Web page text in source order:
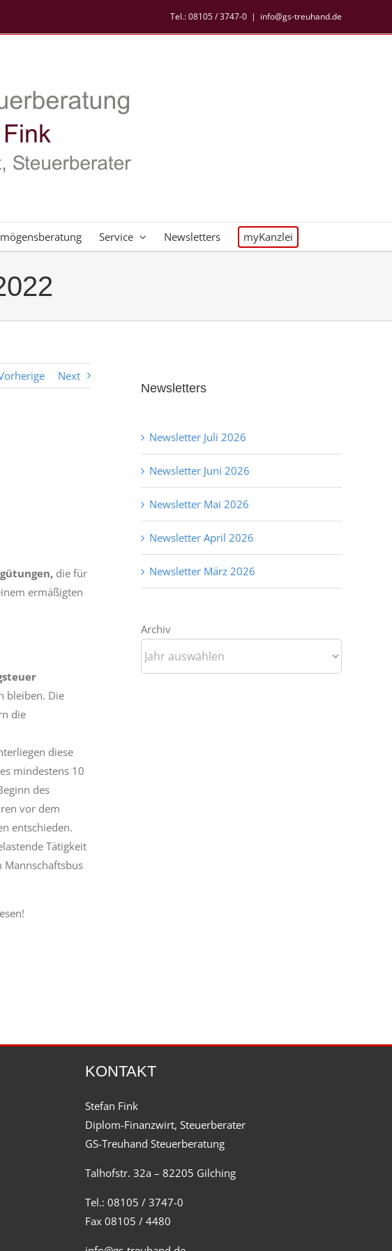
Tel.:08105 / 3747-0 | info@gs-treuhand.de
Service Newsletters myKanzlei
Next
die für
ermäßigten
bleiben. Die
die
diese
mindestens 10
des
vor dem
entschieden.
Tätigkeit
Newsletters
Newsletter Juli 2026
Newsletter Juni 2026
Newsletter Mai 2026
Newsletter April 2026
Newsletter März 2026
Archiv
KONTAKT
Stefan Fink
Diplom-Finanzwirt, Steuerberater
GS-Treuhand Steuerberatung
Talhofstr. 32a – 82205 Gilching
Tel.: 08105 / 3747-0
Fax 08105 / 4480